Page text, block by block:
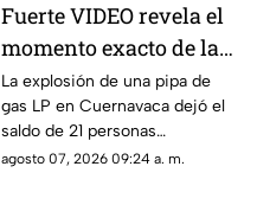
Fuerte VIDEO revela el
momento exacto de la
3xpl0s1ón de pipa de
gas LP que dejó a 21
personas l3s10n4d4s:
Esto se sabe sobre lo
La explosión de una pipa de
gas LP en Cuernavaca dejó el
saldo de 21 personas
lesionadas y en redes sociales
agosto 07, 2026 09:24 a. m.